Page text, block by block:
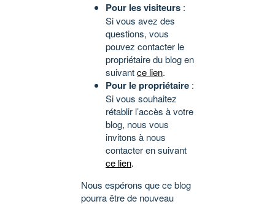
Pour les visiteurs :
Si vous avez des
questions, vous
pouvez contacter le
propriétaire du blog en
suivantce lien.
Pour le propriétaire :
Si vous souhaitez
rétablir l’accès à votre
blog, nous vous
invitons à nous
contacter en suivant
ce lien.
Nous espérons que ce blog
pourra être de nouveau